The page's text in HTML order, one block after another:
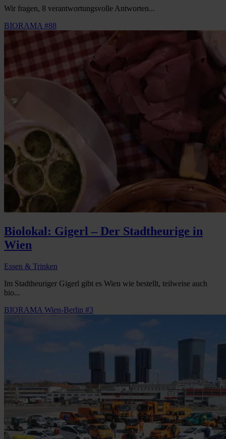
Wir fragen, 8 verantwortungsvolle Antworten...
BIORAMA #88
Biolokal: Gigerl – Der Stadtheurige in
Wien
Essen & Trinken
Im Stadtheuriger Gigerl gibt es Wien wie bestellt, teilweise auch
bio...
BIORAMA Wien-Berlin #3